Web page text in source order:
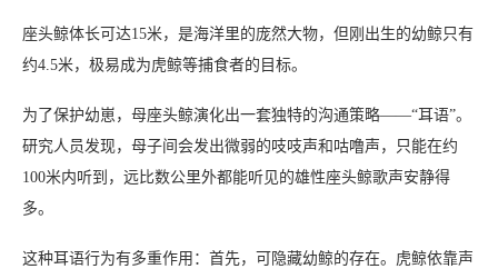
座头鲸体长可达15米，是海洋里的庞然大物，但刚出生的幼鲸只有
约4.5米，极易成为虎鲸等捕食者的目标。
为了保护幼崽，母座头鲸演化出一套独特的沟通策略——“耳语”。
研究人员发现，母子间会发出微弱的吱吱声和咕噜声，只能在约
100米内听到，远比数公里外都能听见的雄性座头鲸歌声安静得
多。
这种耳语行为有多重作用：首先，可隐藏幼鲸的存在。虎鲸依靠声